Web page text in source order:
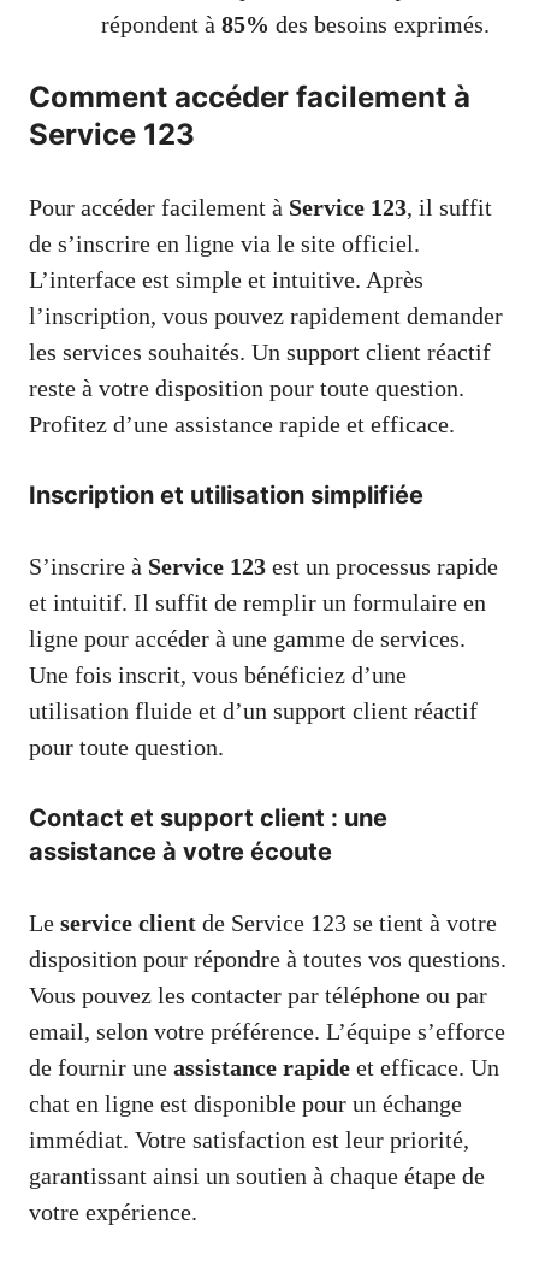
répondent à 85% des besoins exprimés.
Comment accéder facilement à
Service 123
Pour accéder facilement à Service 123, il suffit
de s’inscrire en ligne via le site officiel.
L’interface est simple et intuitive. Après
l’inscription, vous pouvez rapidement demander
les services souhaités. Un support client réactif
reste à votre disposition pour toute question.
Profitez d’une assistance rapide et efficace.
Inscription et utilisation simplifiée
S’inscrire à Service 123 est un processus rapide
et intuitif. Il suffit de remplir un formulaire en
ligne pour accéder à une gamme de services.
Une fois inscrit, vous bénéficiez d’une
utilisation fluide et d’un support client réactif
pour toute question.
Contact et support client : une
assistance à votre écoute
Le service client de Service 123 se tient à votre
disposition pour répondre à toutes vos questions.
Vous pouvez les contacter par téléphone ou par
email, selon votre préférence. L’équipe s’efforce
de fournir une assistance rapide et efficace. Un
chat en ligne est disponible pour un échange
immédiat. Votre satisfaction est leur priorité,
garantissant ainsi un soutien à chaque étape de
votre expérience.